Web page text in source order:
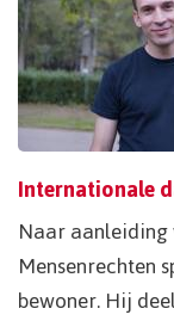
Naar
Mensenrechten
bewoner. Hij